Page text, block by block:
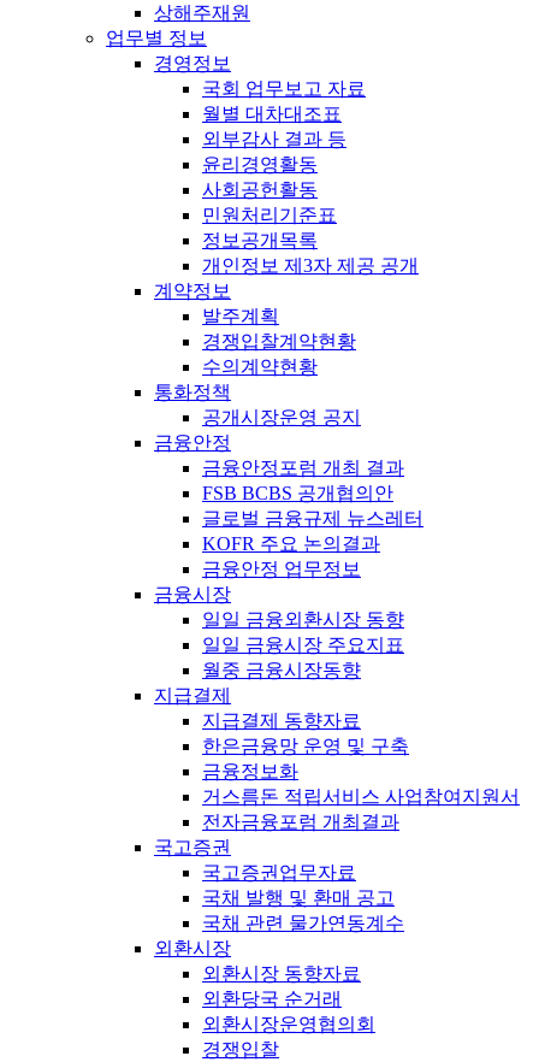
상해주재원
업무별 정보
경영정보
국회 업무보고 자료
월별 대차대조표
외부감사 결과 등
윤리경영활동
사회공헌활동
민원처리기준표
정보공개목록
개인정보 제3자 제공 공개
계약정보
발주계획
경쟁입찰계약현황
수의계약현황
통화정책
공개시장운영 공지
금융안정
금융안정포럼 개최 결과
FSB BCBS 공개협의안
글로벌 금융규제 뉴스레터
KOFR 주요 논의결과
금융안정 업무정보
금융시장
일일 금융외환시장 동향
일일 금융시장 주요지표
월중 금융시장동향
지급결제
지급결제 동향자료
한은금융망 운영 및 구축
금융정보화
거스름돈 적립서비스 사업참여지원서
전자금융포럼 개최결과
국고증권
국고증권업무자료
국채 발행 및 환매 공고
국채 관련 물가연동계수
외환시장
외환시장 동향자료
외환당국 순거래
외환시장운영협의회
경쟁입찰